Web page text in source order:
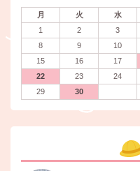
月 火 水
1
2 3
8
9 10
15
16 17
22
23 24
29
30